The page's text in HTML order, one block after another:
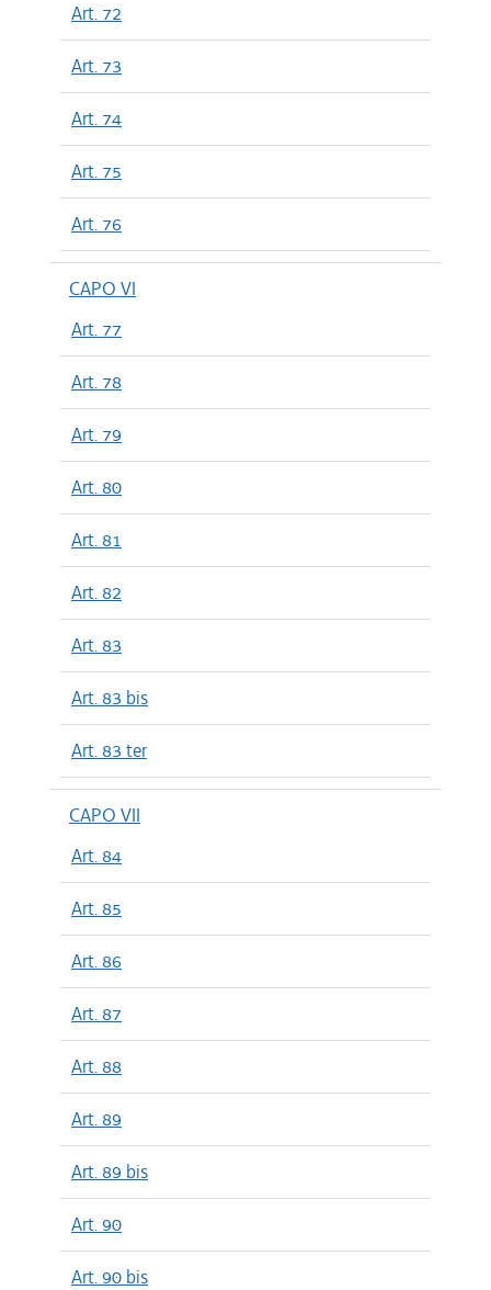
Art. 72
Art. 73
Art. 74
Art. 75
Art. 76
CAPO VI
Art. 77
Art. 78
Art. 79
Art. 80
Art. 81
Art. 82
Art. 83
Art. 83 bis
Art. 83 ter
CAPO VII
Art. 84
Art. 85
Art. 86
Art. 87
Art. 88
Art. 89
Art. 89 bis
Art. 90
Art. 90 bis